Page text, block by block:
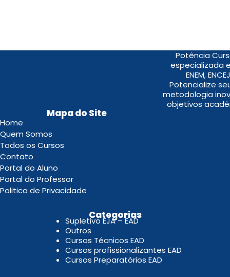
Potência
especializada
ENEM,
Potencialize
metodologia
objetivos
Mapa do Site
Home
Quem Somos
Todos os Cursos
Contato
Portal do Aluno
Portal do Professor
Politica de Privacidade
Categorias
Supletivo EJA – EAD
Outros
Cursos Técnicos EAD
Cursos profissionalizantes EAD
Cursos Preparatórios EAD